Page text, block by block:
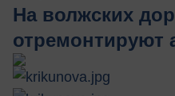
На волжских